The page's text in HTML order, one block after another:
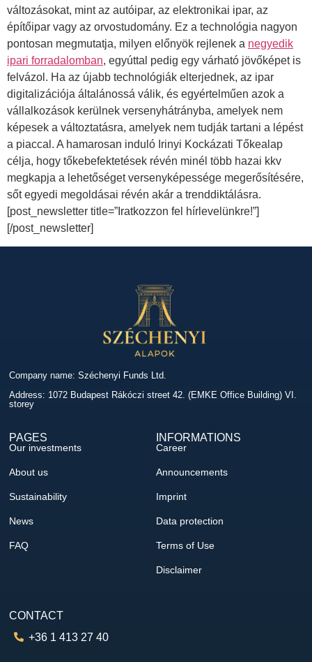
változásokat, mint az autóipar, az elektronikai ipar, az
építőipar vagy az orvostudomány. Ez a technológia nagyon
pontosan megmutatja, milyen előnyök rejlenek a negyedik
ipari forradalomban, egyúttal pedig egy várható jövőképet is
felvázol. Ha az újabb technológiák elterjednek, az ipar
digitalizációja általánossá válik, és egyértelműen azok a
vállalkozások kerülnek versenyhátrányba, amelyek nem
képesek a változtatásra, amelyek nem tudják tartani a lépést
a piaccal. A hamarosan induló Irinyi Kockázati Tőkealap
célja, hogy tőkebefektetések révén minél több hazai kkv
megkapja a lehetőséget versenyképessége megerősítésére,
sőt egyedi megoldásai révén akár a trenddiktálásra.
[post_newsletter title=”Iratkozzon fel hírlevelünkre!”]
[/post_newsletter]
Company name: Széchenyi Funds Ltd.
Address: 1072 Budapest Rákóczi street 42. (EMKE Office Building) VI.
storey
PAGES
Our investments
About us
Sustainability
News
FAQ
INFORMATIONS
Career
Announcements
Imprint
Data protection
Terms of Use
Disclaimer
CONTACT
+36 1 413 27 40